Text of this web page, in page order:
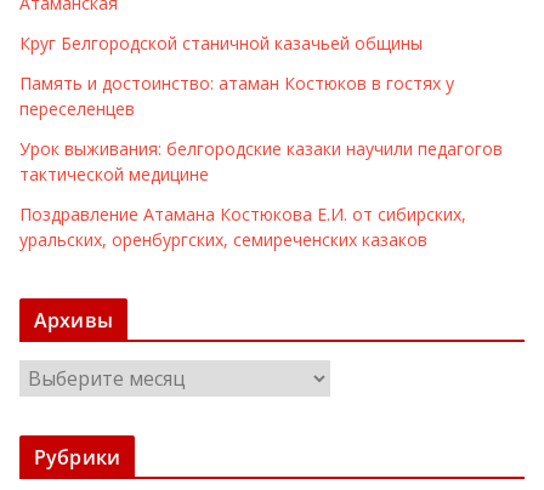
Круг Белгородской станичной казачьей общины
Память и достоинство: атаман Костюков в гостях у
переселенцев
Урок выживания: белгородские казаки научили педагогов
тактической медицине
Поздравление Атамана Костюкова Е.И. от сибирских,
уральских, оренбургских, семиреченских казаков
Архивы
х
Рубрики